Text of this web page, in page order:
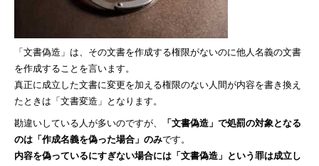
「文書偽造」は、その文書を作成する権限がないのに他人名義の文書
を作成することを言います。
真正に成立した文書に変更を加える権限のない人間が内容を書き換え
たときは「文書変造」となります。
勘違いしている人が多いのですが、
「文書偽造」で処罰の対象となる
のは「作成名義を偽った場合」のみです。
内容を偽っているにすぎない場合には「文書偽造」という罪は成立し